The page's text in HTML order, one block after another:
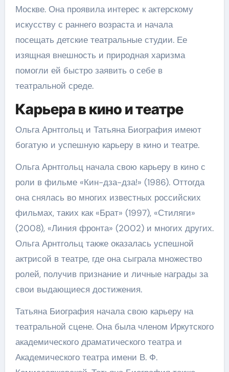
Москве. Она проявила интерес к актерскому
искусству с раннего возраста и начала
посещать детские театральные студии. Ее
изящная внешность и природная харизма
помогли ей быстро заявить о себе в
театральной среде.
Карьера в кино и театре
Ольга Арнтгольц и Татьяна Биография имеют
богатую и успешную карьеру в кино и театре.
Ольга Арнтгольц начала свою карьеру в кино с
роли в фильме «Кин-дза-дза!» (1986). Оттогда
она снялась во многих известных российских
фильмах, таких как «Брат» (1997), «Стиляги»
(2008), «Линия фронта» (2002) и многих других.
Ольга Арнтгольц также оказалась успешной
актрисой в театре, где она сыграла множество
ролей, получив признание и личные награды за
свои выдающиеся достижения.
Татьяна Биография начала свою карьеру на
театральной сцене. Она была членом Иркутского
академического драматического театра и
Академического театра имени В. Ф.